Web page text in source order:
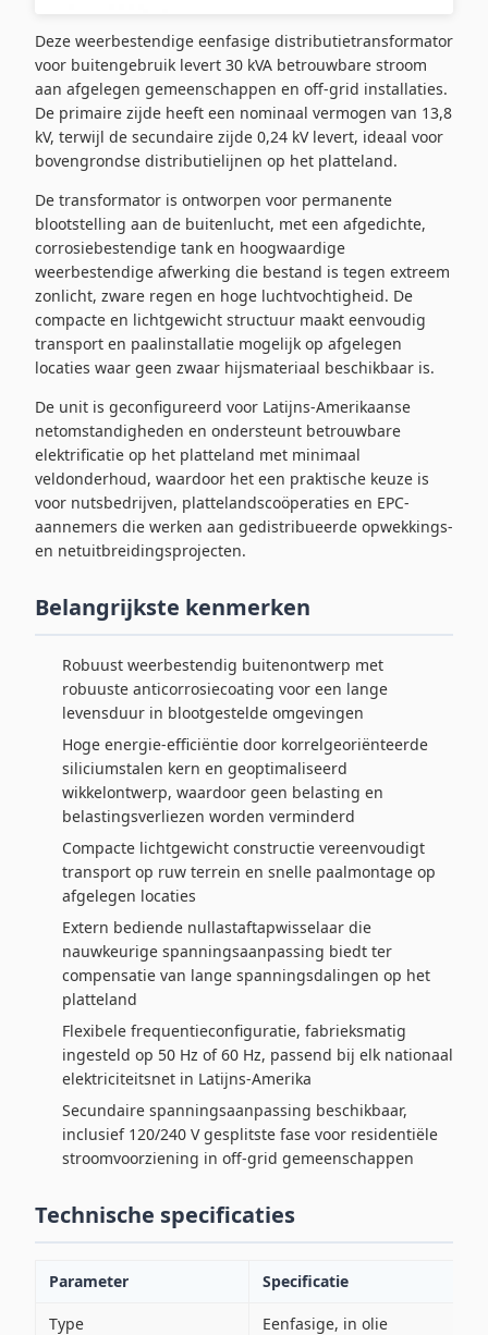
Deze weerbestendige eenfasige distributietransformator
voor buitengebruik levert 30 kVA betrouwbare stroom
aan afgelegen gemeenschappen en off-grid installaties.
De primaire zijde heeft een nominaal vermogen van 13,8
kV, terwijl de secundaire zijde 0,24 kV levert, ideaal voor
bovengrondse distributielijnen op het platteland.
De transformator is ontworpen voor permanente
blootstelling aan de buitenlucht, met een afgedichte,
corrosiebestendige tank en hoogwaardige
weerbestendige afwerking die bestand is tegen extreem
zonlicht, zware regen en hoge luchtvochtigheid. De
compacte en lichtgewicht structuur maakt eenvoudig
transport en paalinstallatie mogelijk op afgelegen
locaties waar geen zwaar hijsmateriaal beschikbaar is.
De unit is geconfigureerd voor Latijns-Amerikaanse
netomstandigheden en ondersteunt betrouwbare
elektrificatie op het platteland met minimaal
veldonderhoud, waardoor het een praktische keuze is
voor nutsbedrijven, plattelandscoöperaties en EPC-
aannemers die werken aan gedistribueerde opwekkings-
en netuitbreidingsprojecten.
Belangrijkste kenmerken
Robuust weerbestendig buitenontwerp met
robuuste anticorrosiecoating voor een lange
levensduur in blootgestelde omgevingen
Hoge energie-efficiëntie door korrelgeoriënteerde
siliciumstalen kern en geoptimaliseerd
wikkelontwerp, waardoor geen belasting en
belastingsverliezen worden verminderd
Compacte lichtgewicht constructie vereenvoudigt
transport op ruw terrein en snelle paalmontage op
afgelegen locaties
Extern bediende nullastaftapwisselaar die
nauwkeurige spanningsaanpassing biedt ter
compensatie van lange spanningsdalingen op het
platteland
Flexibele frequentieconfiguratie, fabrieksmatig
ingesteld op 50 Hz of 60 Hz, passend bij elk nationaal
elektriciteitsnet in Latijns-Amerika
Secundaire spanningsaanpassing beschikbaar,
inclusief 120/240 V gesplitste fase voor residentiële
stroomvoorziening in off-grid gemeenschappen
Technische specificaties
Parameter Specificatie
Type
Eenfasige, in olie